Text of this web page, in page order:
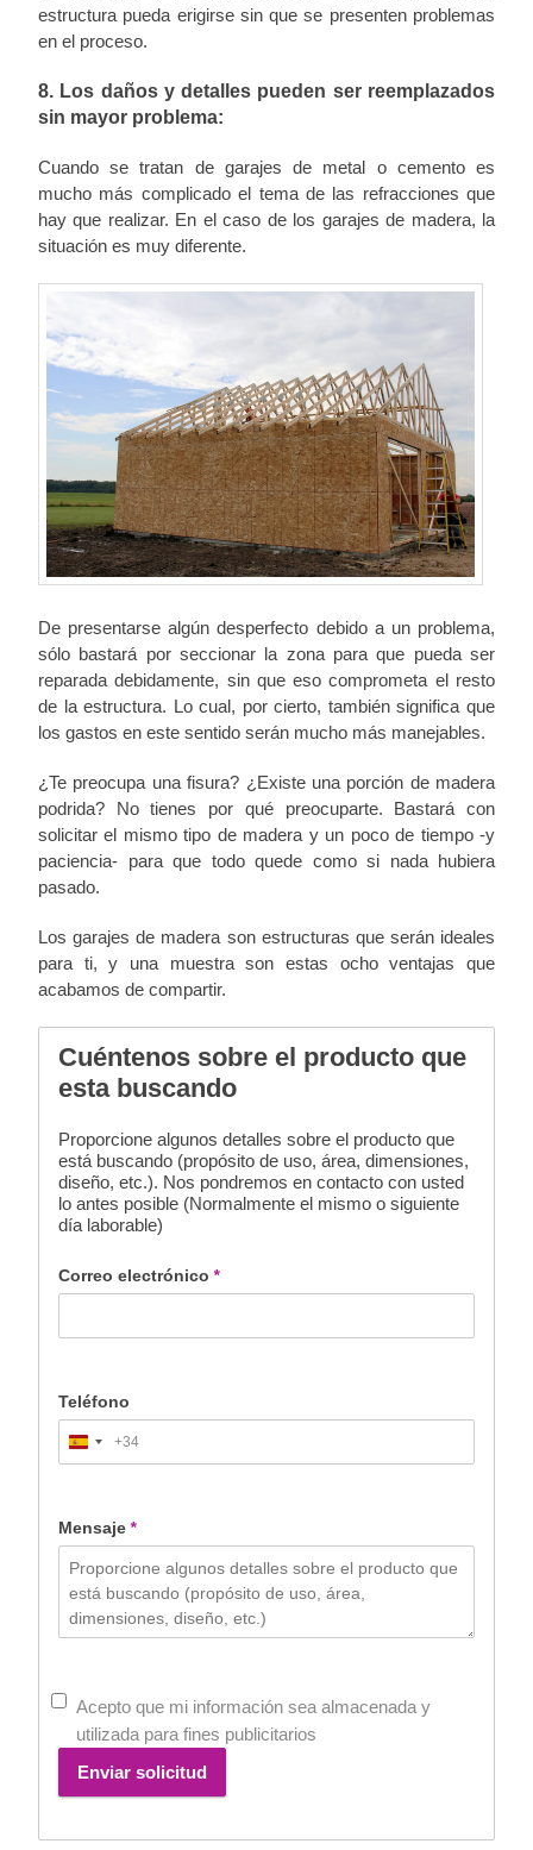
estructura pueda erigirse sin que se presenten problemas
en el proceso.
8. Los daños y detalles pueden ser reemplazados
sin mayor problema:
Cuando se tratan de garajes de metal o cemento es
mucho más complicado el tema de las refracciones que
hay que realizar. En el caso de los garajes de madera, la
situación es muy diferente.
De presentarse algún desperfecto debido a un problema,
sólo bastará por seccionar la zona para que pueda ser
reparada debidamente, sin que eso comprometa el resto
de la estructura. Lo cual, por cierto, también significa que
los gastos en este sentido serán mucho más manejables.
¿Te preocupa una fisura? ¿Existe una porción de madera
podrida? No tienes por qué preocuparte. Bastará con
solicitar el mismo tipo de madera y un poco de tiempo -y
paciencia- para que todo quede como si nada hubiera
pasado.
Los garajes de madera son estructuras que serán ideales
para ti, y una muestra son estas ocho ventajas que
acabamos de compartir.
Cuéntenos sobre el producto que
esta buscando
Proporcione algunos detalles sobre el producto que
está buscando (propósito de uso, área, dimensiones,
diseño, etc.). Nos pondremos en contacto con usted
lo antes posible (Normalmente el mismo o siguiente
día laborable)
Correo electrónico *
Teléfono
Spain
+34
+34
Mensaje*
Acepto que mi información sea almacenada y
utilizada para fines publicitarios
Enviar solicitud